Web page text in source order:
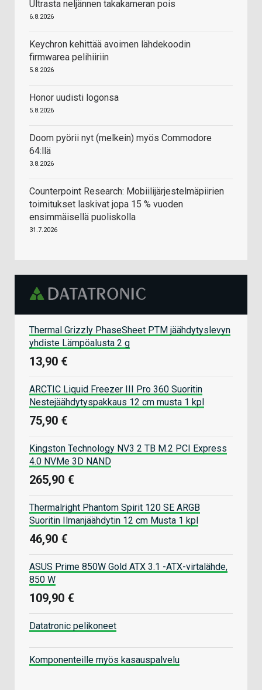
Ultrasta neljännen takakameran pois
6.8.2026
Keychron kehittää avoimen lähdekoodin
firmwarea pelihiiriin
5.8.2026
Honor uudisti logonsa
5.8.2026
Doom pyörii nyt (melkein) myös Commodore
64:llä
3.8.2026
Counterpoint Research: Mobiilijärjestelmäpiirien
toimitukset laskivat jopa 15 % vuoden
ensimmäisellä puoliskolla
31.7.2026
Thermal Grizzly PhaseSheet PTM jäähdytyslevyn
yhdiste Lämpöalusta 2 g
13,90 €
ARCTIC Liquid Freezer III Pro 360 Suoritin
Nestejäähdytyspakkaus 12 cm musta 1 kpl
75,90 €
Kingston Technology NV3 2 TB M.2 PCI Express
4.0 NVMe 3D NAND
265,90 €
Thermalright Phantom Spirit 120 SE ARGB
Suoritin Ilmanjäähdytin 12 cm Musta 1 kpl
46,90 €
ASUS Prime 850W Gold ATX 3.1 -ATX-virtalähde,
850 W
109,90 €
Datatronic pelikoneet
Komponenteille myös kasauspalvelu